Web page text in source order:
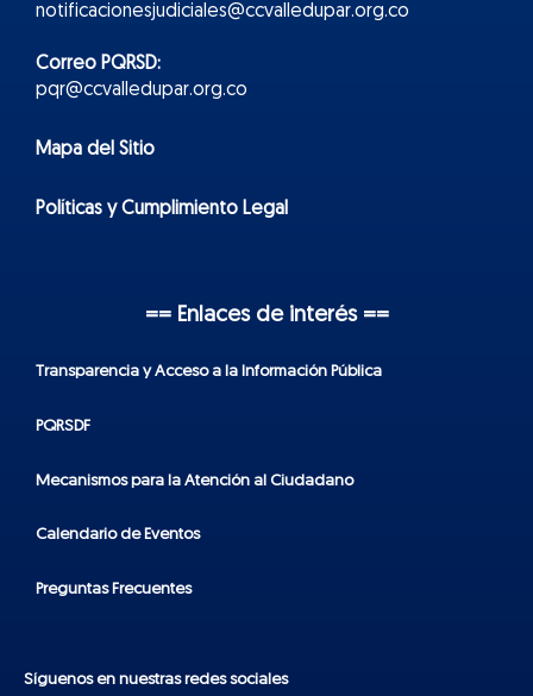
notificacionesjudiciales@ccvalledupar.org.co
Correo PQRSD:
pqr@ccvalledupar.org.co
Mapa del Sitio
Políticas y Cumplimiento Legal
== Enlaces de interés ==
Transparencia y Acceso a la Información Pública
PQRSDF
Mecanismos para la Atención al Ciudadano
Calendario de Eventos
Preguntas Frecuentes
Síguenos en nuestras redes sociales